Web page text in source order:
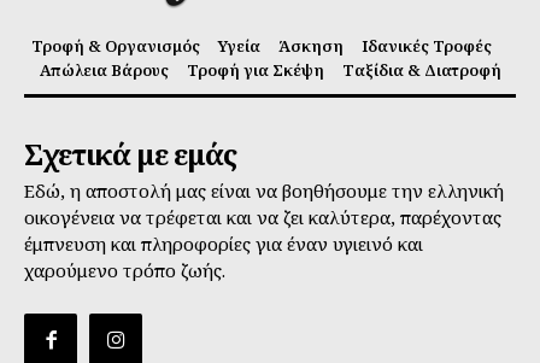
Τροφή & Οργανισμός Υγεία Άσκηση
Ιδανικές Τροφές
Απώλεια Βάρους
Τροφή για Σκέψη Ταξίδια & Διατροφή
Σχετικά με εμάς
Εδώ, η αποστολή μας είναι να βοηθήσουμε την ελληνική
οικογένεια να τρέφεται και να ζει καλύτερα, παρέχοντας
έμπνευση και πληροφορίες για έναν υγιεινό και
χαρούμενο τρόπο ζωής.